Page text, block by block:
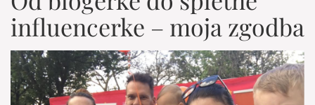
influencerke – moja zgodba